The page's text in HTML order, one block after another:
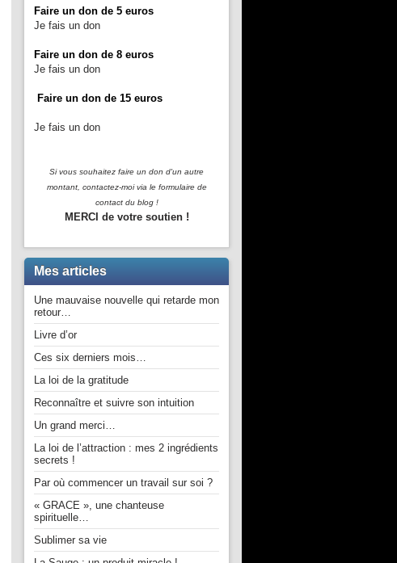
Faire un don de 5 euros
Je fais un don
Faire un don de 8 euros
Je fais un don
Faire un don de 15 euros
Je fais un don
Si vous souhaitez faire un don d'un autre
montant, contactez-moivia le formulaire de
contact du blog !
MERCI de votre soutien !
Mes articles
Une mauvaise nouvelle qui retarde mon
retour…
Livre d’or
Ces six derniers mois…
La loi de la gratitude
Reconnaître et suivre son intuition
Un grand merci…
La loi de l’attraction : mes 2 ingrédients
secrets !
Par où commencer un travail sur soi ?
« GRACE », une chanteuse
spirituelle…
Sublimer sa vie